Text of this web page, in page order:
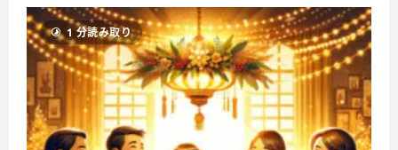
バ
ル
配
信】
2017
年
7
月
9
日
（日）
1 分読み取り